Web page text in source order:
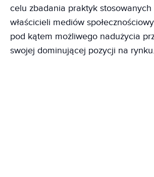
celu zbadania praktyk stosowanych
właścicieli mediów
pod kątem możliwego nadużycia
swojej dominującej pozycji na rynku.